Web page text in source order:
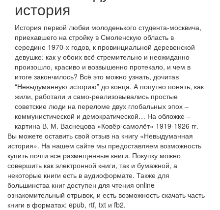
история
История первой любви молоденького студента-москвича,
приехавшего на стройку в Смоленскую область в
середине 1970-х годов, к провинциальной деревенской
девушке: как у обоих всё стремительно и неожиданно
произошло, красиво и возвышенно протекало, и чем в
итоге закончилось? Всё это можно узнать, дочитав
“Невыдуманную историю” до конца. А попутно понять, как
жили, работали и само-реализовывались простые
советские люди на переломе двух глобальных эпох –
коммунистической и демократической… На обложке –
картина В. М. Васнецова «Ковёр-самолёт» 1919-1926 гг.
Вы можете оставить свой отзыв на книгу «Невыдуманная
история». На нашем сайте мы предоставляем возможность
купить почти все размещенные книги. Покупку можно
совершить как электронной книги, так и бумажной, а
некоторые книги есть в аудиоформате. Также для
большинства книг доступен для чтения online
ознакомительный отрывок, и есть возможность скачать часть
книги в форматах: epub, rtf, txt и fb2.